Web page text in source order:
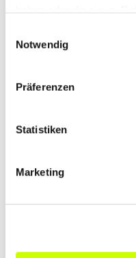
Notwendig
Präferenzen
Statistiken
Marketing
REPARIEREN
Repair-Cafés in
kaputte Gegenstände nicht